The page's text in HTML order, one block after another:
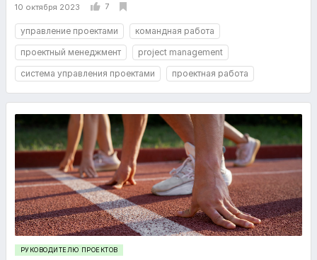
10 октября 2023 7
управление проектами
командная работа
проектный менеджмент
project management
система управления проектами
проектная работа
РУКОВОДИТЕЛЮ ПРОЕКТОВ